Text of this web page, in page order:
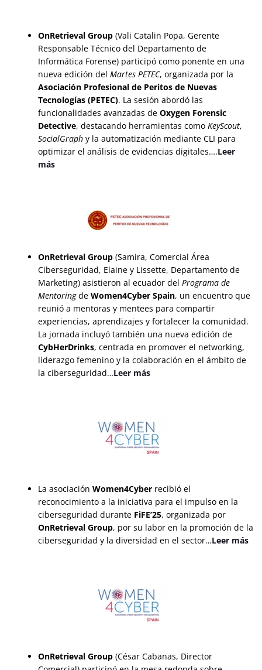
OnRetrieval Group (Vali Catalin Popa, Gerente
Responsable Técnico del Departamento de
Informática Forense) participó como ponente en una
nueva edición del Martes PETEC, organizada por la
Asociación Profesional de Peritos de Nuevas
Tecnologías (PETEC). La sesión abordó las
funcionalidades avanzadas de Oxygen Forensic
Detective, destacando herramientas como KeyScout,
SocialGraph y la automatización mediante CLI para
optimizar el análisis de evidencias digitales….Leer
más
OnRetrieval Group (Samira, Comercial Área
Ciberseguridad, Elaine y Lissette, Departamento de
Marketing) asistieron al ecuador del Programa de
Mentoringde Women4Cyber Spain, un encuentro que
reunió a mentoras y mentees para compartir
experiencias, aprendizajes y fortalecer la comunidad.
La jornada incluyó también una nueva edición de
CybHerDrinks, centrada en promover el networking,
liderazgo femenino y la colaboración en el ámbito de
la ciberseguridad…Leer más
La asociación Women4Cyber recibió el
reconocimiento a la iniciativa para el impulso en la
ciberseguridad durante FiFE’25, organizada por
OnRetrieval Group, por su labor en la promoción de la
ciberseguridad y la diversidad en el sector…Leer más
OnRetrieval Group (César Cabanas, Director